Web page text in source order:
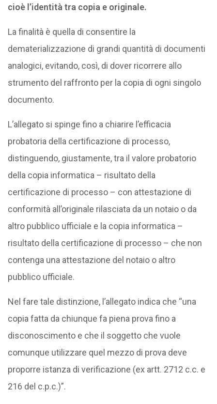
cioè l’identità tra copia e originale.
La finalità è quella di consentire la
dematerializzazione di grandi quantità di documenti
analogici, evitando, così, di dover ricorrere allo
strumento del raffronto per la copia di ogni singolo
documento.
L’allegato si spinge fino a chiarire l’efficacia
probatoria della certificazione di processo,
distinguendo, giustamente, tra il valore probatorio
della copia informatica – risultato della
certificazione di processo – con attestazione di
conformità all’originale rilasciata da un notaio o da
altro pubblico ufficiale e la copia informatica –
risultato della certificazione di processo – che non
contenga una attestazione del notaio o altro
pubblico ufficiale.
Nel fare tale distinzione, l’allegato indica che “una
copia fatta da chiunque fa piena prova fino a
disconoscimento e che il soggetto che vuole
comunque utilizzare quel mezzo di prova deve
proporre istanza di verificazione (ex artt. 2712 c.c. e
216 del c.p.c.)”.